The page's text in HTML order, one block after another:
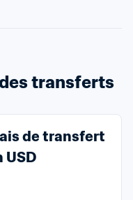
transferts
de transfert
USD